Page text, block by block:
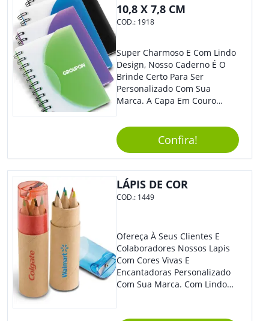
10,8 X 7,8 CM
COD.: 1918
Super Charmoso E Com Lindo
Design, Nosso Caderno É O
Brinde Certo Para Ser
Personalizado Com Sua
Marca. A Capa Em Couro
Elástico Permite Maior
Segurança Ao Carregá-Lo.
Ofereça A Seus Clientes E
Colaboradores, Sem Dúvidas
Eles Irão Adorar.
Confira!
LÁPIS DE COR
COD.: 1449
Ofereça À Seus Clientes E
Colaboradores Nossos Lapis
Com Cores Vivas E
Encantadoras Personalizado
Com Sua Marca. Com Lindo